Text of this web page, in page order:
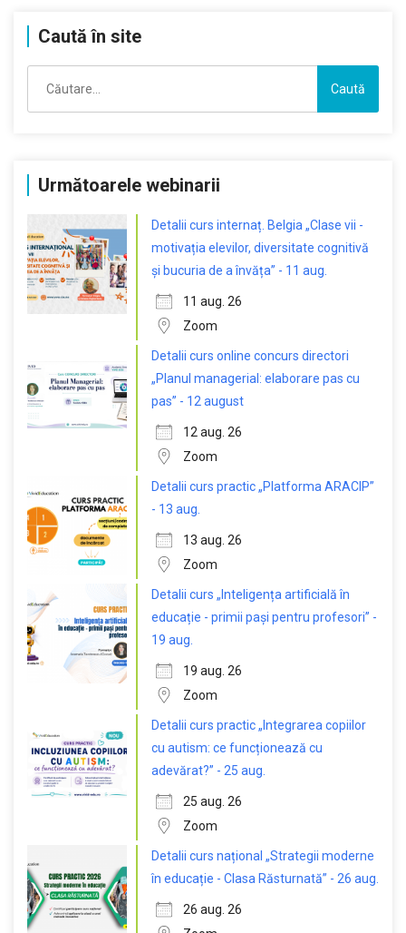
Caută în site
după:
Următoarele webinarii
Detalii curs internaț. Belgia „Clase vii -
motivația elevilor, diversitate cognitivă
și bucuria de a învăța” - 11 aug.
11 aug. 26
Zoom
Detalii curs online concurs directori
„Planul managerial: elaborare pas cu
pas” - 12 august
12 aug. 26
Zoom
Detalii curs practic „Platforma ARACIP”
- 13 aug.
13 aug. 26
Zoom
Detalii curs „Inteligența artificială în
educație - primii pași pentru profesori” -
19 aug.
19 aug. 26
Zoom
Detalii curs practic „Integrarea copiilor
cu autism: ce funcționează cu
adevărat?” - 25 aug.
25 aug. 26
Zoom
Detalii curs național „Strategii moderne
în educație - Clasa Răsturnată” - 26 aug.
26 aug. 26